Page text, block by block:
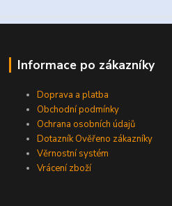
Informace po zákazníky
Doprava a platba
Obchodní podmínky
Ochrana osobních údajů
Dotazník Ověřeno zákazníky
Věrnostní systém
Vrácení zboží